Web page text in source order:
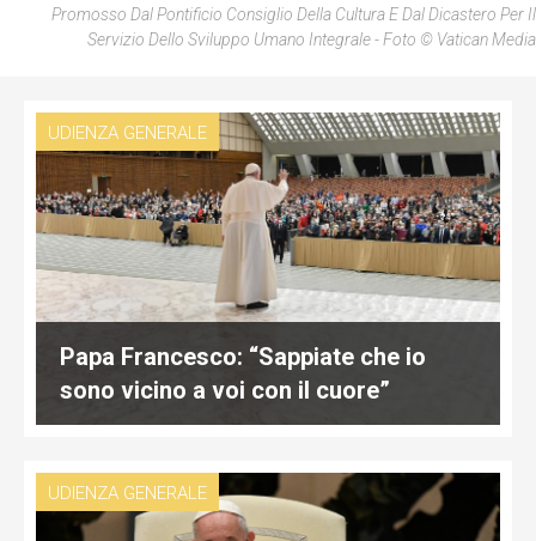
Promosso Dal Pontificio Consiglio Della Cultura E Dal Dicastero Per Il
Servizio Dello Sviluppo Umano Integrale - Foto © Vatican Media
UDIENZA GENERALE
Papa Francesco: “Sappiate che io
sono vicino a voi con il cuore”
UDIENZA GENERALE